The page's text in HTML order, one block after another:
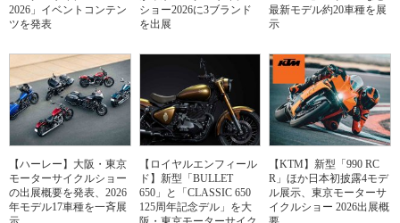
2026」イベントコンテン
ツを発表
ショー2026に3ブランド
を出展
最新モデル約20車種を展
示
【ハーレー】大阪・東京
モーターサイクルショー
の出展概要を発表、2026
年モデル17車種を一斉展
【ロイヤルエンフィール
ド】新型「BULLET
650」と「CLASSIC 650
125周年記念デル」を大
【KTM】新型「990 RC
R」ほか日本初披露4モデ
ル展示、東京モーターサ
イクルショー 2026出展概